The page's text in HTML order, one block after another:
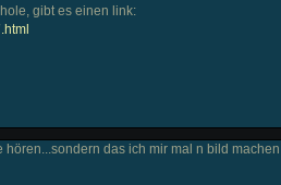
gibt es einen link:
das ich mir mal n bild